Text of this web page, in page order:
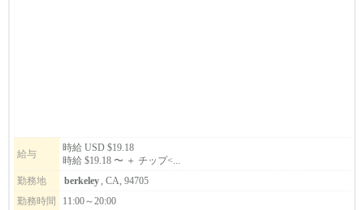
*応募の際は、必ず履歴書の送付を宜しくお願い致します。（日本
語/英語どちらでもOKです）
給与
時給 USD $19.18
時給 $19.18 〜 ＋ チップ<...
勤務地
berkeley, CA, 94705
勤務時間
11:00～20:00